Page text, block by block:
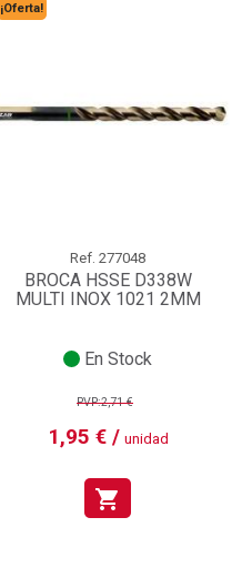
¡Oferta!
Ref. 277048
BROCA HSSE D338W
MULTI INOX 1021 2MM
En Stock
PVP:2,71 €
1,95 € / unidad
shopping_cart